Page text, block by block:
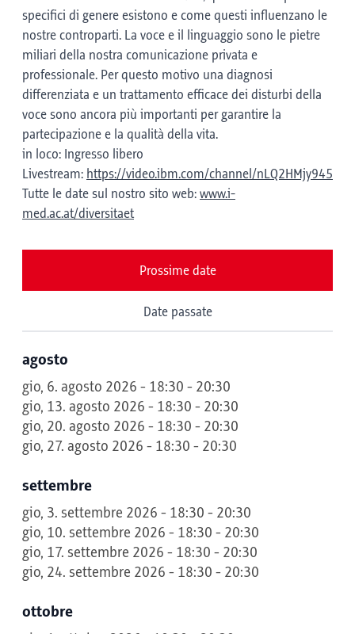
specifici di genere esistono e come questi influenzano le
nostre controparti. La voce e il linguaggio sono le pietre
miliari della nostra comunicazione privata e
professionale. Per questo motivo una diagnosi
differenziata e un trattamento efficace dei disturbi della
voce sono ancora più importanti per garantire la
partecipazione e la qualità della vita.
in loco: Ingresso libero
Livestream: https://video.ibm.com/channel/nLQ2HMjy945
Tutte le date sul nostro sito web: www.i-
med.ac.at/diversitaet
Prossime date
Date passate
agosto
gio, 6. agosto 2026 - 18:30 - 20:30
gio, 13. agosto 2026 - 18:30 - 20:30
gio, 20. agosto 2026 - 18:30 - 20:30
gio, 27. agosto 2026 - 18:30 - 20:30
settembre
gio, 3. settembre 2026 - 18:30 - 20:30
gio, 10. settembre 2026 - 18:30 - 20:30
gio, 17. settembre 2026 - 18:30 - 20:30
gio, 24. settembre 2026 - 18:30 - 20:30
ottobre